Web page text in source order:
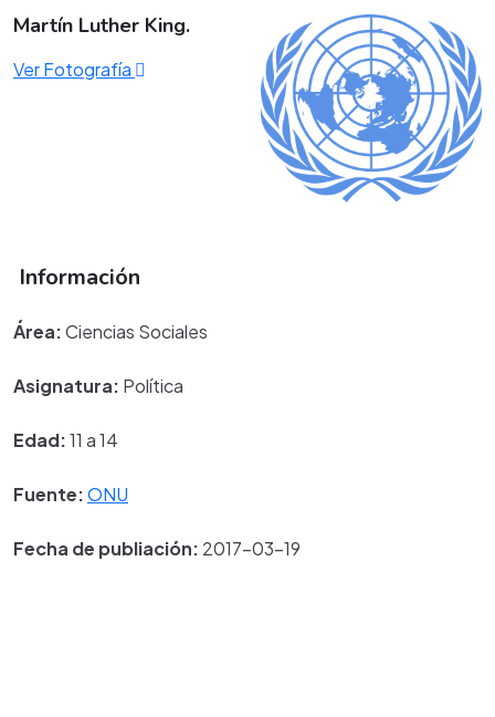
Martín Luther King.
Ver Fotografía
Información
Área:Ciencias Sociales
Asignatura: Política
Edad:11 a 14
Fuente:ONU
Fecha de publiación: 2017-03-19